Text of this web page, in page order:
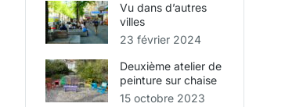
Vu dans d’autres
villes
23 février 2024
Deuxième atelier de
peinture sur chaise
15 octobre 2023